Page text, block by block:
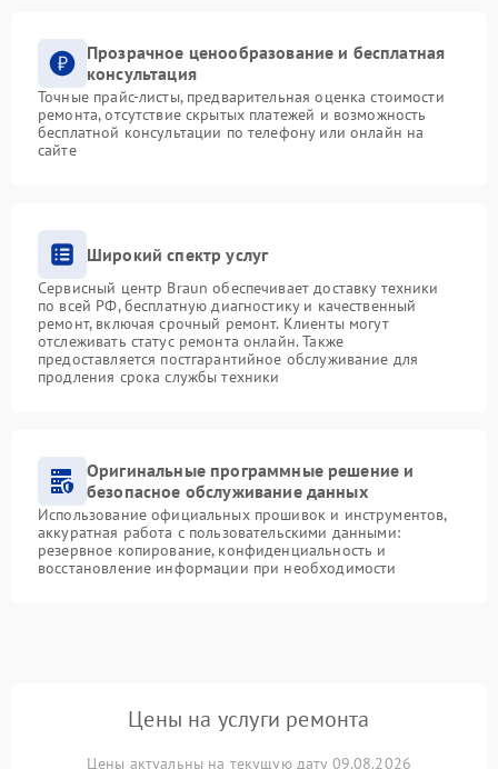
Прозрачное ценообразование и бесплатная
консультация
Точные прайс-листы, предварительная оценка стоимости
ремонта, отсутствие скрытых платежей и возможность
бесплатной консультации по телефону или онлайн на
сайте
Широкий спектр услуг
Сервисный центр Braun обеспечивает доставку техники
по всей РФ, бесплатную диагностику и качественный
ремонт, включая срочный ремонт. Клиенты могут
отслеживать статус ремонта онлайн. Также
предоставляется постгарантийное обслуживание для
продления срока службы техники
Оригинальные программные решение и
безопасное обслуживание данных
Использование официальных прошивок и инструментов,
аккуратная работа с пользовательскими данными:
резервное копирование, конфиденциальность и
восстановление информации при необходимости
Цены на услуги ремонта
Цены актуальны на текущую дату 09.08.2026